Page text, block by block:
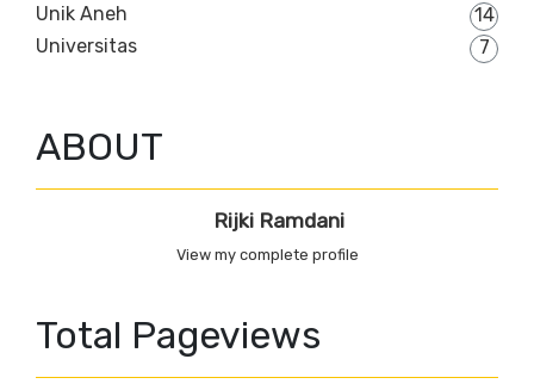
Unik Aneh
14
Universitas
7
ABOUT
Rijki Ramdani
View my complete profile
Total Pageviews